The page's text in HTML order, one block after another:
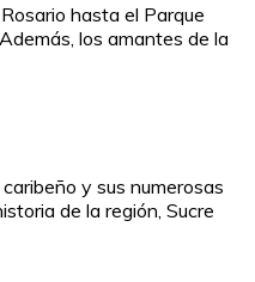
hasta el Parque
los amantes de la
y sus numerosas
de la región, Sucre